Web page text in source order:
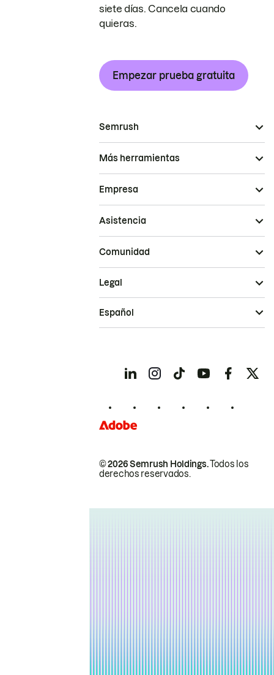
siete días. Cancela cuando
quieras.
Empezar prueba gratuita
Semrush
Más herramientas
Empresa
Asistencia
Comunidad
© 2026 Semrush Holdings.Todos los
derechos reservados.
Legal
Español